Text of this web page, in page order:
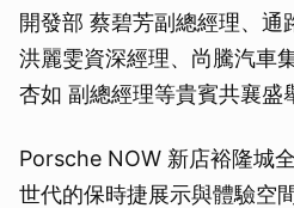
開發部 蔡碧芳副總經理、通
洪麗雯資深經理、尚騰汽車
杏如 副總經理等貴賓共襄盛
Porsche NOW 新店裕隆城
世代的保時捷展示與體驗空